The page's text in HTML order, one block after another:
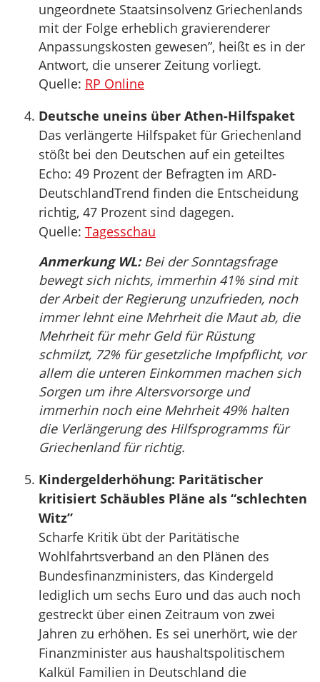
ungeordnete Staatsinsolvenz Griechenlands
mit der Folge erheblich gravierenderer
Anpassungskosten gewesen”, heißt es in der
Antwort, die unserer Zeitung vorliegt.
Quelle: RP Online
Deutsche uneins über Athen-Hilfspaket
Das verlängerte Hilfspaket für Griechenland
stößt bei den Deutschen auf ein geteiltes
Echo: 49 Prozent der Befragten im ARD-
DeutschlandTrend finden die Entscheidung
richtig, 47 Prozent sind dagegen.
Quelle: Tagesschau
Anmerkung WL:Bei der Sonntagsfrage
bewegt sich nichts, immerhin 41% sind mit
der Arbeit der Regierung unzufrieden, noch
immer lehnt eine Mehrheit die Maut ab, die
Mehrheit für mehr Geld für Rüstung
schmilzt, 72% für gesetzliche Impfpflicht, vor
allem die unteren Einkommen machen sich
Sorgen um ihre Altersvorsorge und
immerhin noch eine Mehrheit 49% halten
die Verlängerung des Hilfsprogramms für
Griechenland für richtig.
Kindergelderhöhung: Paritätischer
kritisiert Schäubles Pläne als “schlechten
Witz”
Scharfe Kritik übt der Paritätische
Wohlfahrtsverband an den Plänen des
Bundesfinanzministers, das Kindergeld
lediglich um sechs Euro und das auch noch
gestreckt über einen Zeitraum von zwei
Jahren zu erhöhen. Es sei unerhört, wie der
Finanzminister aus haushaltspolitischem
Kalkül Familien in Deutschland die